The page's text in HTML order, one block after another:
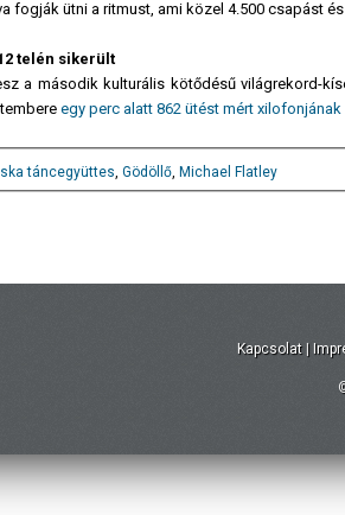
fogják ütni a ritmust, ami közel 4.500 csapást
telén sikerült
a második kulturális kötődésű világrekord-
egy perc alatt 862 ütést mért
táncegyüttes, Gödöllő, Michael Flatley
Kapcsolat |